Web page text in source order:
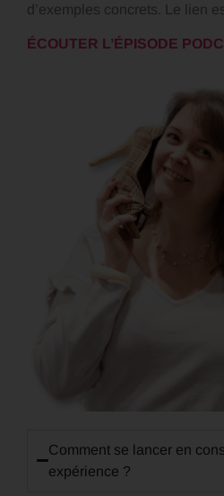
d’exemples concrets. Le lien
ÉCOUTER L’ÉPISODE
Comment se lancer en
expérience ?